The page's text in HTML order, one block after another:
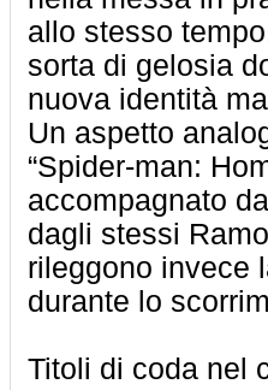
allo stesso
sorta di gelosia
nuova identità
Un aspetto
“Spider-man:
accompagnato
dagli stessi
rileggono invece
durante lo
Titoli di coda nel